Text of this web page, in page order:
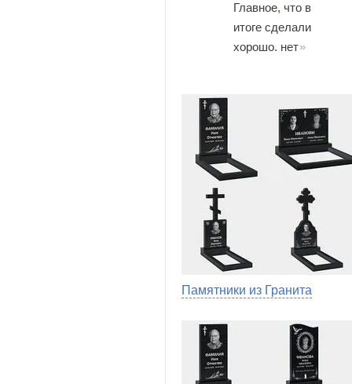
Главное, что в
итоге сделали
хорошо. нет
Памятники из Гранита